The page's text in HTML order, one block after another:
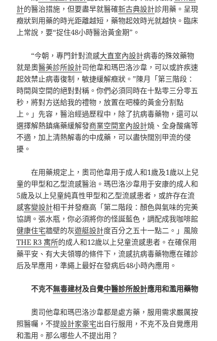
計的醫治措施，但要盡早就醫確新古典設計診用藥。呈現
癥狀到用藥的時光距離越短，藥物起效時光就越快。臨床
上常說，要“捉住48小時醫治黃金期”。
“今朝，專門針對流感大直室內設計病毒的殊效藥物
就是奧醫美診所設計司他韋和瑪巴洛沙韋，可以或許疾速
起效禁止病毒復制，敏捷緩解癥狀。”陳月「第三階段：
時間與空間的絕對對稱。你們必須同時在十點零三分零五
秒，將對方送給我的禮物，放置在吧檯的黃金分割點
上。」先容，醫治經過歷程中，除了抗病毒藥物，還可以
選擇解熱鎮痛藥緩解發商業空間室內設計燒、全身酸痛等
不適，加上清熱解毒的中成藥，可以盡快闊別甲流的侵
擾。
在用藥規定上，奧司他韋用于成人和1歲及1歲以上兒
童的甲型和乙型流感醫治。瑪巴洛沙韋用于安康的成人和
5歲及以上兒童純真性甲型和乙型流感患者，或許存在流
感客變設計相干并發癥高「第二階段：顏色與氣味的完美
協調。張水瓶，你必須將你的怪誕藍色，調配成我咖啡館
健康住宅牆壁的灰遊艇設計度百分之五十一點二。」風險
THE R3 寓所的成人和12歲以上兒童流感患者。在確保用
藥平安、有大夫領導的條件下，流感抗病毒藥物應在確診
后及早應用，準繩上最好在發病后48小時內應用。
不克不無毒建材及自覺中醫診所設計應用和濫用藥物
奧司他韋和瑪巴洛沙韋都是處方藥，服用需求嚴厲按
照醫囑，不提設計家豪宅出自行服用，不克不及自覺應用
和濫用。那么哪些人不提出用？